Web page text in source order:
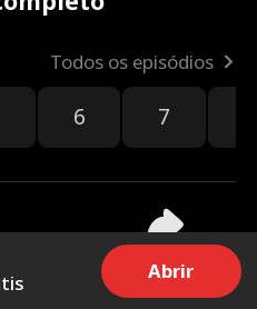
Todos os episódios
6 7
Compartilhar
Abrir